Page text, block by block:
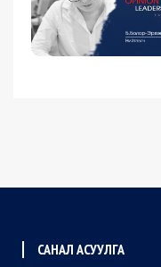
САНАЛ АСУУЛГА